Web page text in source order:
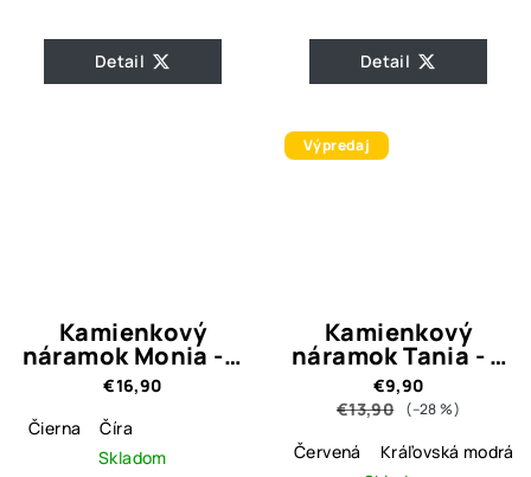
Detail Detail
Kamienkový
náramok Monia - 3
farebné
prevedenia
€16,90
Čierna
Číra
Skladom
Výpredaj
Kamienkový
náramok Tania - 4
farebné varianty
€9,90
€13,90
(–28 %)
Červená
Kráľovská modrá